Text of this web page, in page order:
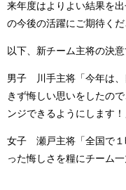
来年度はよりよい結果を
の今後の活躍にご期待くだ
以下、新チーム主将の決意
男子 川手主将「今年は、
きず悔しい思いをしたの
ンジできるようにします！
女子 瀬戸主将「全国で１
った悔しさを糧にチーム